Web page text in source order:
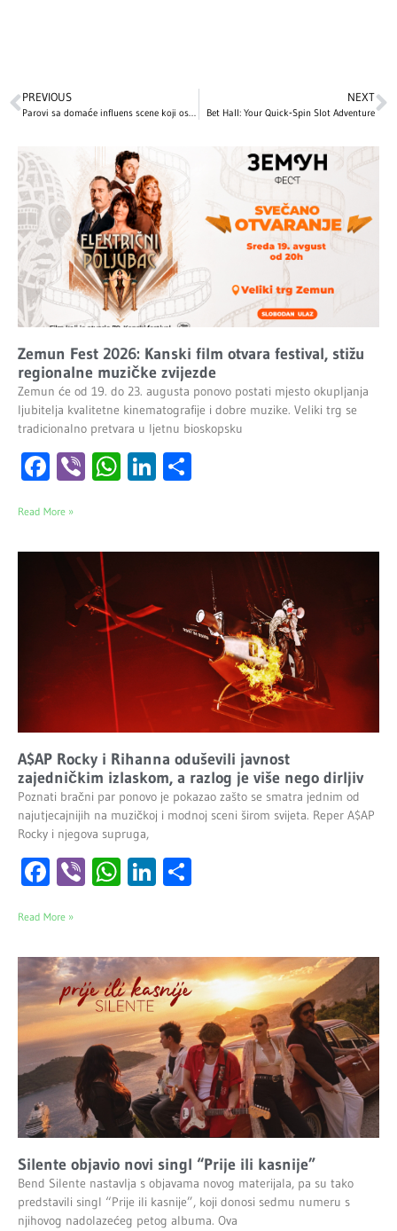
PREVIOUS NEXT
Bet Hall: Your Quick‑Spin Slot Adventure
Zemun Fest 2026: Kanski film otvara festival, stižu
regionalne muzičke zvijezde
Zemun će od 19. do 23. augusta ponovo postati mjesto okupljanja
ljubitelja kvalitetne kinematografije i dobre muzike. Veliki trg se
tradicionalno pretvara u ljetnu bioskopsku
Facebook
ViberWhatsApp
LinkedIn
Read More »
A$AP Rocky i Rihanna oduševili javnost
zajedničkim izlaskom, a razlog je više nego dirljiv
Poznati bračni par ponovo je pokazao zašto se smatra jednim od
najutjecajnijih na muzičkoj i modnoj sceni širom svijeta. Reper A$AP
Rocky i njegova supruga,
Facebook
ViberWhatsApp
LinkedIn
Read More »
Silente objavio novi singl “Prije ili kasnije”
Bend Silente nastavlja s objavama novog materijala, pa su tako
predstavili singl “Prije ili kasnije”, koji donosi sedmu numeru s
njihovog nadolazećeg petog albuma. Ova